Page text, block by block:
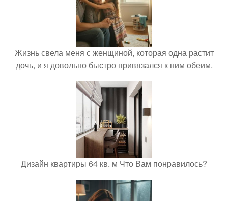
Жизнь свела меня с женщиной, которая одна растит
дочь, и я довольно быстро привязался к ним обеим.
Дизайн квартиры 64 кв. м Что Вам понравилось?